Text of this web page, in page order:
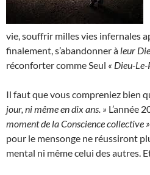
vie, souffrir milles vies infernales
finalement, s’abandonner à leur
réconforter comme Seul « Dieu-Le-
Il faut que vous compreniez bien
jour, ni même en dix ans. » L’année
moment de la Conscience collective »
pour le mensonge ne réussiront
mental ni même celui des autres.